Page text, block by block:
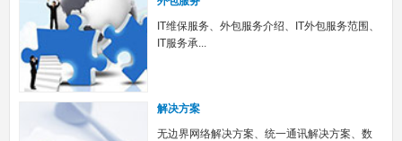
IT维保服务、外包服务介绍、IT外包服务范围、
IT服务承...
解决方案
无边界网络解决方案、统一通讯解决方案、数